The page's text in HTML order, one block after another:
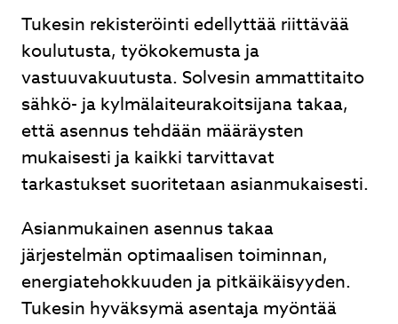
Tukesin rekisteröinti edellyttää riittävää
koulutusta, työkokemusta ja
vastuuvakuutusta. Solvesin ammattitaito
sähkö- ja kylmälaiteurakoitsijana takaa,
että asennus tehdään määräysten
mukaisesti ja kaikki tarvittavat
tarkastukset suoritetaan asianmukaisesti.
Asianmukainen asennus takaa
järjestelmän optimaalisen toiminnan,
energiatehokkuuden ja pitkäikäisyyden.
Tukesin hyväksymä asentaja myöntää